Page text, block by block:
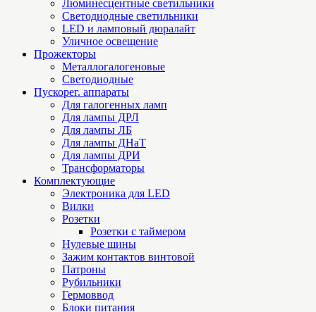
Люминесцентные светильники
Cветодиодные светильники
LED и ламповый дюралайт
Уличное освещение
Прожекторы
Металлогалогеновые
Светодиодные
Пускорег. аппараты
Для галогенных ламп
Для лампы ДРЛ
Для лампы ЛБ
Для лампы ДНаТ
Для лампы ДРИ
Трансформаторы
Комплектующие
Электроника для LED
Вилки
Розетки
Розетки с таймером
Нулевые шины
Зажим контактов винтовой
Патроны
Рубильники
Гермоввод
Блоки питания